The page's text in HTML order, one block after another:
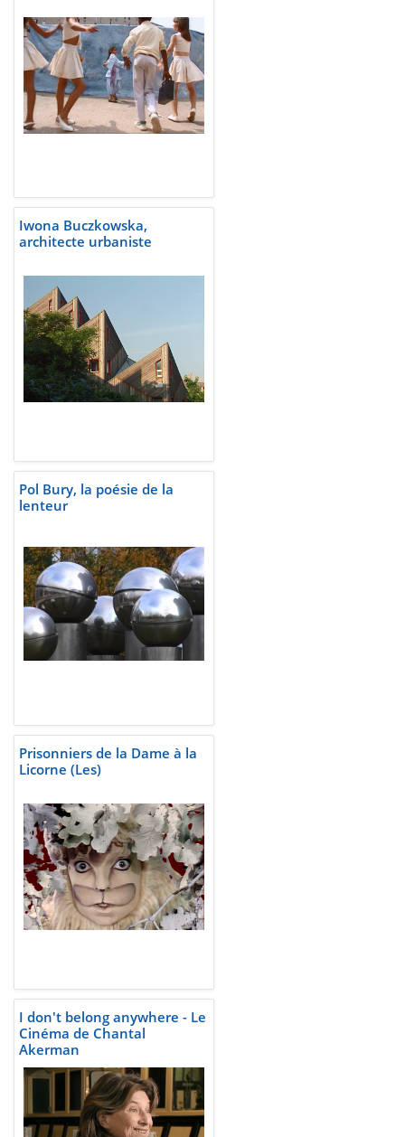
Iwona Buczkowska,
architecte urbaniste
Pol Bury, la poésie de la
lenteur
Prisonniers de la Dame à la
Licorne (Les)
I don't belong anywhere - Le
Cinéma de Chantal
Akerman